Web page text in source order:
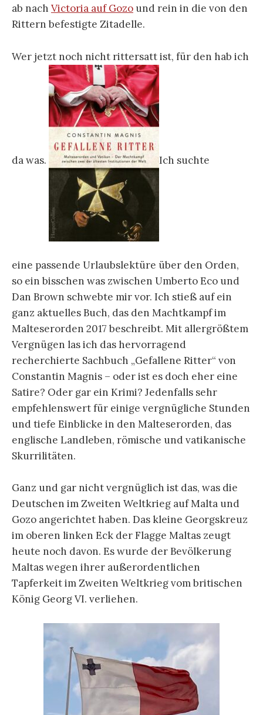
ab nach Victoria auf Gozo und rein in die von den
Rittern befestigte Zitadelle.
Wer jetzt noch nicht rittersatt ist, für den hab ich
da was. Ich suchte
eine passende Urlaubslektüre über den Orden,
so ein bisschen was zwischen Umberto Eco und
Dan Brown schwebte mir vor. Ich stieß auf ein
ganz aktuelles Buch, das den Machtkampf im
Malteserorden 2017 beschreibt. Mit allergrößtem
Vergnügen las ich das hervorragend
recherchierte Sachbuch „Gefallene Ritter“ von
Constantin Magnis – oder ist es doch eher eine
Satire? Oder gar ein Krimi? Jedenfalls sehr
empfehlenswert für einige vergnügliche Stunden
und tiefe Einblicke in den Malteserorden, das
englische Landleben, römische und vatikanische
Skurrilitäten.
Ganz und gar nicht vergnüglich ist das, was die
Deutschen im Zweiten Weltkrieg auf Malta und
Gozo angerichtet haben. Das kleine Georgskreuz
im oberen linken Eck der Flagge Maltas zeugt
heute noch davon. Es wurde der Bevölkerung
Maltas wegen ihrer außerordentlichen
Tapferkeit im Zweiten Weltkrieg vom britischen
König Georg VI. verliehen.